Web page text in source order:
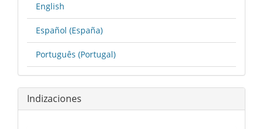
English
Español (España)
Português (Portugal)
Indizaciones